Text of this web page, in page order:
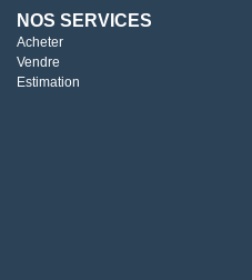
NOS SERVICES
Acheter
Vendre
Estimation